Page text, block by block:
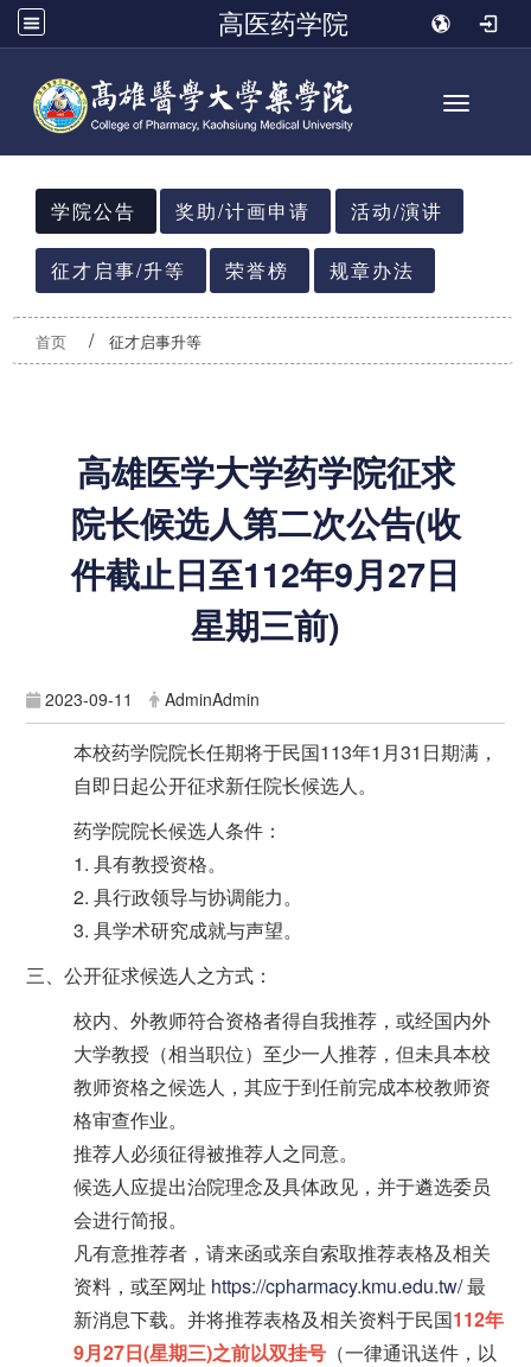
高医药学院
Toggle
:::
学院公告
奖助/计画申请 活动/演讲
征才启事/升等 荣誉榜 规章办法
首页 征才启事升等
高雄医学大学药学院征求
院长候选人第二次公告(收
件截止日至112年9月27日
星期三前)
2023-09-11 AdminAdmin
本校药学院院长任期将于民国113年1月31日期满，
自即日起公开征求新任院长候选人。
药学院院长候选人条件：
1. 具有教授资格。
2. 具行政领导与协调能力。
3. 具学术研究成就与声望。
三、公开征求候选人之方式：
校内、外教师符合资格者得自我推荐，或经国内外
大学教授（相当职位）至少一人推荐，但未具本校
教师资格之候选人，其应于到任前完成本校教师资
格审查作业。
推荐人必须征得被推荐人之同意。
候选人应提出治院理念及具体政见，并于遴选委员
会进行简报。
凡有意推荐者，请来函或亲自索取推荐表格及相关
资料，或至网址 https://cpharmacy.kmu.edu.tw/最
新消息下载。并将推荐表格及相关资料于民国112年
9月27日(星期三)之前以双挂号 （一律通讯送件，以